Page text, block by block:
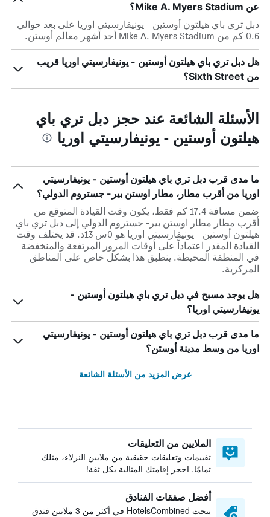
عن Mike A. Myers Stadium؟
دبل تري باي هيلتون أوستين - يونيفارسيتي اوريا على بعد حوالي
0.6 كم من Mike A. Myers Stadium أحد أشهر معالم أوستن.
هل دبل تري باي هيلتون أوستين - يونيفارسيتي اوريا قريب
من Sixth Street؟
الأسئلة الشائعة عند حجز دبل تري باي
هيلتون أوستين - يونيفارسيتي اوريا
ما مدى قرب دبل تري باي هيلتون أوستين - يونيفارسيتي
اوريا من أقرب مطار، مطار اوستن بير- جستروم الدولي؟
ضمن مسافة 17.4 كم فقط، يكون وقت القيادة المتوقع من
أقرب مطار مطار اوستن بير- جستروم الدولي إلى دبل تري باي
هيلتون أوستين - يونيفارسيتي اوريا هو 0س 13د. قد يختلف وقت
القيادة المقدر اعتماداً على أوقات المرور المرتفعة والمنخفضة
في المنطقة المحيطة. ينطبق هذا بشكل خاص على المناطق
المركزية.
هل يوجد مسبح في دبل تري باي هيلتون أوستين -
يونيفارسيتي اوريا؟
ما مدى قرب دبل تري باي هيلتون أوستين - يونيفارسيتي
اوريا من وسط مدينة أوستن؟
عرض المزيد من الأسئلة الشائعة
الملايين من التعليقات
تقييمات وتعليقات حقيقية من ملايين النزلاء، مثلك
تمامًا. احجز إقامتك المثالية بكل ثقة!
أفضل صفقات الفنادق
يبحث HotelsCombined في أكثر من 3 ملايين فندق